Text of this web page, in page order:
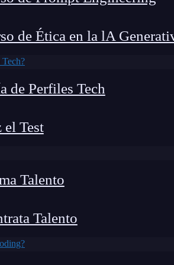
de Ética en la lA
Tech?
de Perfiles Tech
el Test
Talento
Talento